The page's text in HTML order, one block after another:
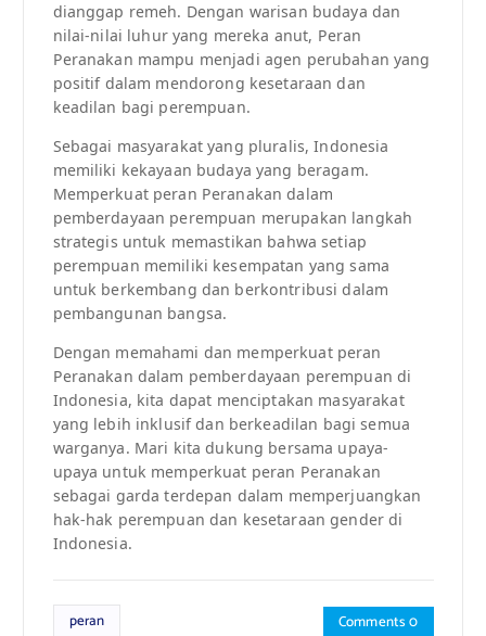
dianggap remeh. Dengan warisan budaya dan
nilai-nilai luhur yang mereka anut, Peran
Peranakan mampu menjadi agen perubahan yang
positif dalam mendorong kesetaraan dan
keadilan bagi perempuan.
Sebagai masyarakat yang pluralis, Indonesia
memiliki kekayaan budaya yang beragam.
Memperkuat peran Peranakan dalam
pemberdayaan perempuan merupakan langkah
strategis untuk memastikan bahwa setiap
perempuan memiliki kesempatan yang sama
untuk berkembang dan berkontribusi dalam
pembangunan bangsa.
Dengan memahami dan memperkuat peran
Peranakan dalam pemberdayaan perempuan di
Indonesia, kita dapat menciptakan masyarakat
yang lebih inklusif dan berkeadilan bagi semua
warganya. Mari kita dukung bersama upaya-
upaya untuk memperkuat peran Peranakan
sebagai garda terdepan dalam memperjuangkan
hak-hak perempuan dan kesetaraan gender di
Indonesia.
peran Comments 0